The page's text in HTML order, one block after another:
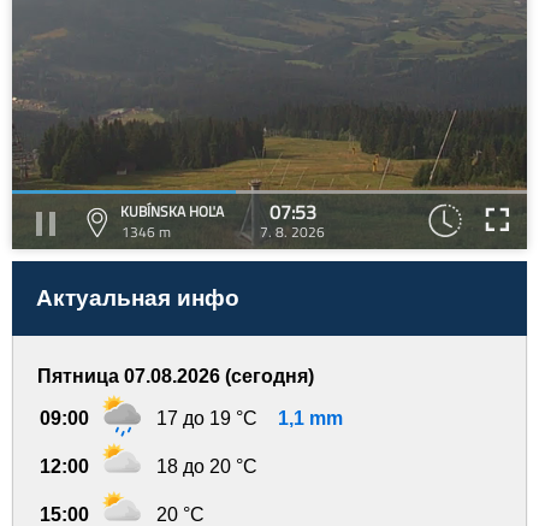
KUBÍNSKA HOĽA
1346 m
07:53
7. 8. 2026
Актуальная инфо
Пятница 07.08.2026 (сегодня)
09:00 17 до 19 °C 1,1 mm
12:00 18 до 20 °C
15:00 20 °C